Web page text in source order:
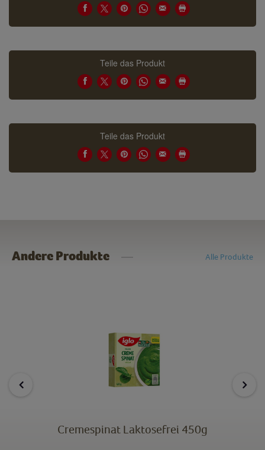
Teile das Produkt
Teile das Produkt
Andere Produkte Alle Produkte
Cremespinat Laktosefrei 450g